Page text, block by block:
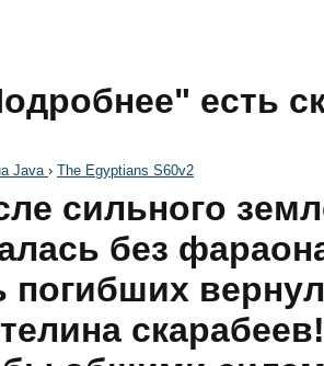
есть
Java › The Egyptians S60v2
сильного
без
погибших